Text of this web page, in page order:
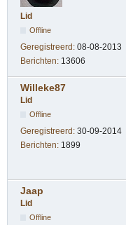
Lid
Offline
Geregistreerd: 08-08-2013
Berichten: 13606
Willeke87
Lid
Offline
Geregistreerd: 30-09-2014
Berichten: 1899
Jaap
Lid
Offline